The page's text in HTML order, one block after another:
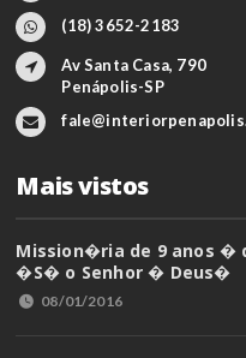
(18) 3652-2183
Av Santa Casa, 790
Penápolis-SP
Mais vistos
Mission�ria de 9 anos �
�S� o Senhor � Deus�
08/01/2016